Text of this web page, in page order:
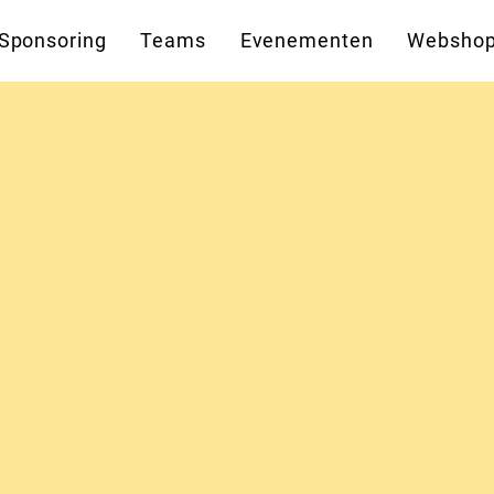
Teams Evenementen